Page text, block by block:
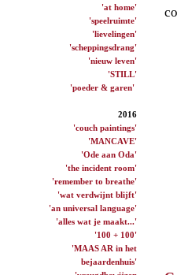
'at home'
'speelruimte'
'lievelingen'
'scheppingsdrang'
'nieuw leven'
'STILL'
'poeder & garen'
2016
'couch paintings'
'MANCAVE'
'Ode aan Oda'
'the incident room'
'remember to breathe'
'wat verdwijnt blijft'
'an universal language'
'alles wat je maakt...'
'100 + 100'
'MAAS AR in het
bejaardenhuis'